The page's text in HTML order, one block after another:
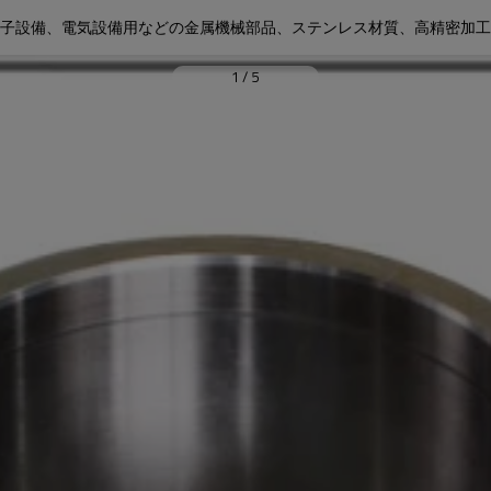
設備、電気設備用などの金属機械部品、ステンレス材質、高精密加
1 / 5